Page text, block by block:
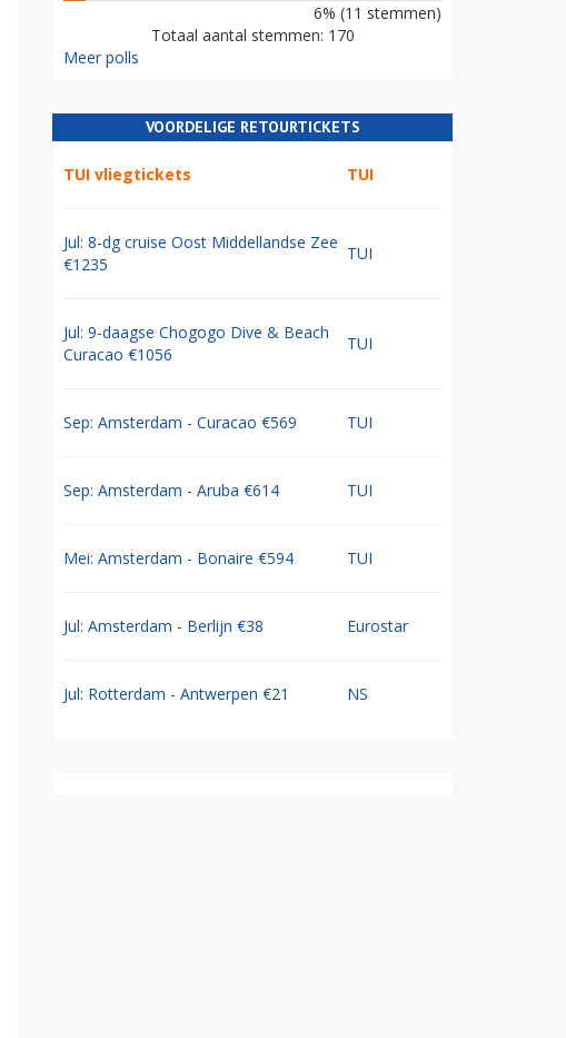
6% (11 stemmen)
Totaal aantal stemmen: 170
Meer polls
VOORDELIGE RETOURTICKETS
TUI vliegtickets TUI
Jul: 8-dg cruise Oost Middellandse Zee
€1235
TUI
Jul: 9-daagse Chogogo Dive & Beach
Curacao €1056
TUI
Sep: Amsterdam - Curacao €569 TUI
Sep: Amsterdam - Aruba €614 TUI
Mei: Amsterdam - Bonaire €594 TUI
Jul: Amsterdam - Berlijn €38 Eurostar
Jul: Rotterdam - Antwerpen €21 NS